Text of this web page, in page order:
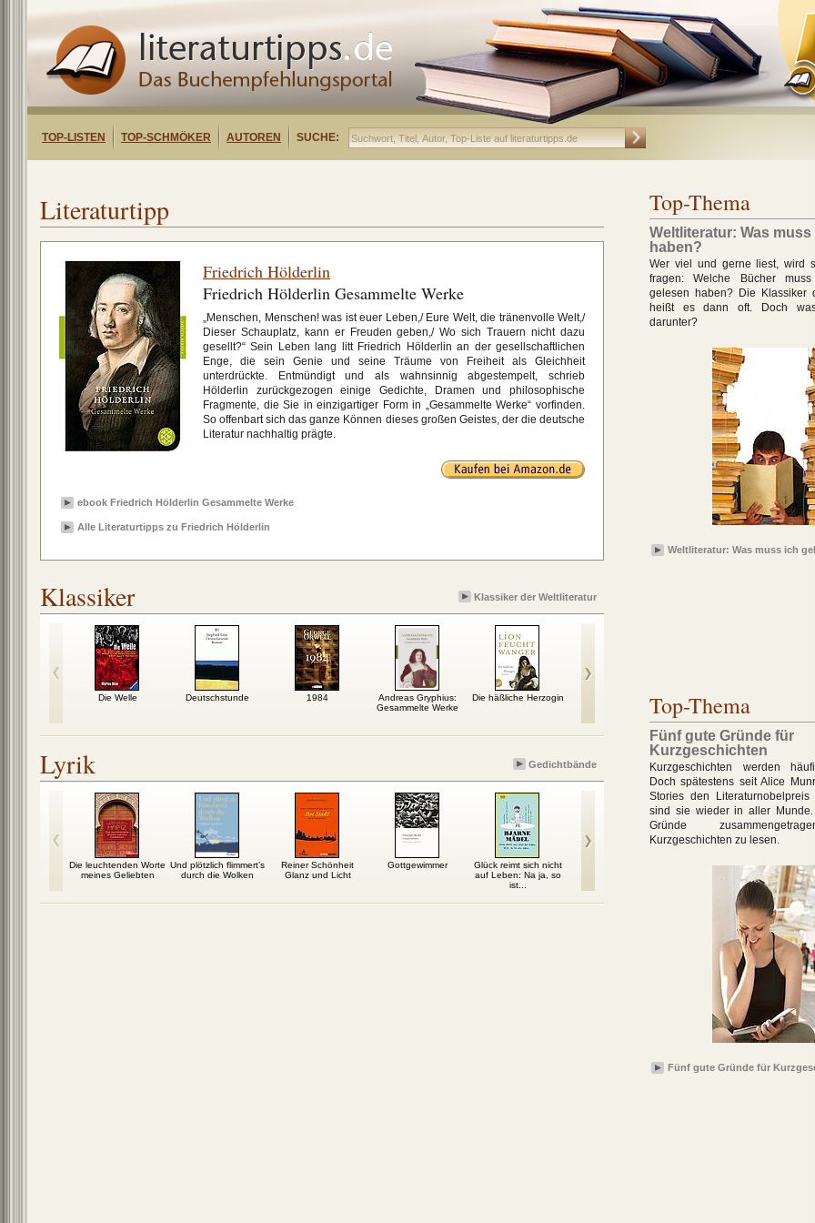
TOP-LISTEN TOP-SCHMÖKER AUTOREN SUCHE:
Literaturtipp
Friedrich Hölderlin
Friedrich Hölderlin Gesammelte Werke
„Menschen, Menschen! was ist euer Leben,/ Eure Welt, die tränenvolle Welt,/
Dieser Schauplatz, kann er Freuden geben,/ Wo sich Trauern nicht dazu
gesellt?“ Sein Leben lang litt Friedrich Hölderlin an der gesellschaftlichen
Enge, die sein Genie und seine Träume von Freiheit als Gleichheit
unterdrückte. Entmündigt und als wahnsinnig abgestempelt, schrieb
Hölderlin zurückgezogen einige Gedichte, Dramen und philosophische
Fragmente, die Sie in einzigartiger Form in „Gesammelte Werke“ vorfinden.
So offenbart sich das ganze Können dieses großen Geistes, der die deutsche
Literatur nachhaltig prägte.
ebook Friedrich Hölderlin Gesammelte Werke
Alle Literaturtipps zu Friedrich Hölderlin
Klassiker Klassiker der Weltliteratur
Die Welle Deutschstunde 1984
Andreas Gryphius:
Gesammelte Werke
Die häßliche Herzogin Der Zauberberg
Lyrik Gedichtbände
Die leuchtenden Worte
meines Geliebten
Und plötzlich flimmert’s
durch die Wolken
Reiner Schönheit
Glanz und Licht
Gottgewimmer
Glück reimt sich nicht
auf Leben: Na ja, so
ist...
Auf wildem Pfad durch
Fels und Heide
Top-Thema
Weltliteratur: Was
haben?
Wer viel und gerne liest, wird
fragen: Welche Bücher
gelesen haben? Die Klassiker
heißt es dann oft. Doch
darunter?
Weltliteratur: Was muss ich
Top-Thema
Fünf gute Gründe für
Kurzgeschichten
Kurzgeschichten werden
Doch spätestens seit Alice
Stories den Literaturnobelpreis
sind sie wieder in aller
Gründe
Kurzgeschichten zu lesen.
Fünf gute Gründe für